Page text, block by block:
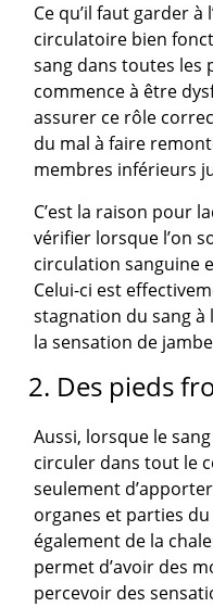
Ce qu’il faut garder à
circulatoire bien
sang dans toutes les
commence à être
assurer ce rôle
du mal à faire
membres inférieurs
C’est la raison pour
vérifier lorsque l’on
circulation sanguine
Celui-ci est
stagnation du sang à
la sensation de
2. Des pieds
Aussi, lorsque le
circuler dans tout le
seulement
organes et parties
également de la
permet d’avoir des
percevoir des